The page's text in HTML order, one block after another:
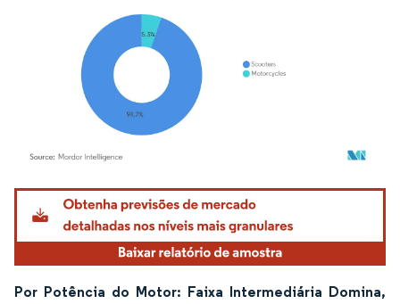
Imagem © Mordor Intelligence. O reuso requer atribuição conforme CC BY 4.0.
Por Potência do Motor: Faixa Intermediária Domina,